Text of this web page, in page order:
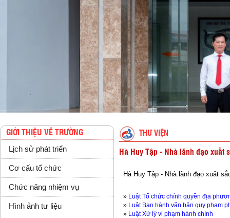
GIỚI THIỆU VỀ TRƯỜNG
Lịch sử phát triển
Cơ cấu tổ chức
Chức năng nhiệm vụ
Hình ảnh tư liệu
THƯ VIỆN
Hà Huy Tập - Nhà lãnh đạo xuất
Hà Huy Tập - Nhà lãnh đạo xuất
» Luật Tổ chức chính quyền địa
» Luật Ban hành văn bản quy phạm
» Luật Xử lý vi phạm hành chính